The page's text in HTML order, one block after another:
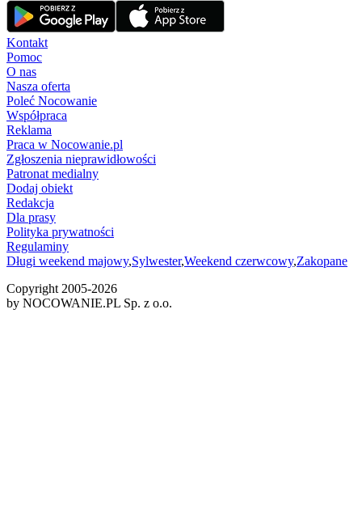
Kontakt
Pomoc
O nas
Nasza oferta
Poleć Nocowanie
Współpraca
Reklama
Praca w Nocowanie.pl
Zgłoszenia nieprawidłowości
Patronat medialny
Dodaj obiekt
Redakcja
Dla prasy
Polityka prywatności
Regulaminy
Długi weekend majowy,Sylwester,Weekend czerwcowy,Zakopane
Copyright 2005-2026
by NOCOWANIE.PL Sp. z o.o.